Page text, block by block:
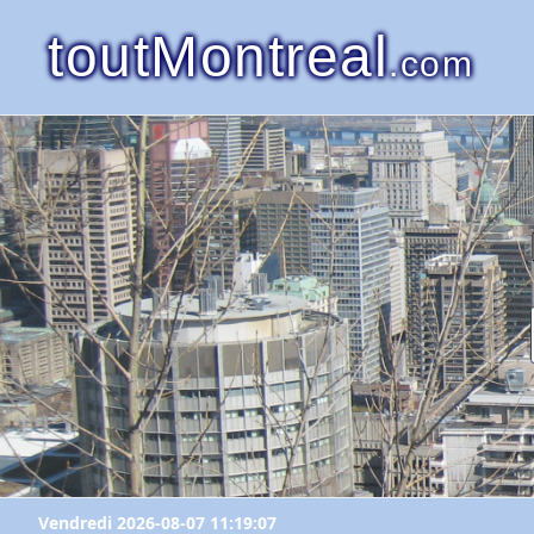
toutMontreal.com
Vendredi 2026-08-07 11:19:07